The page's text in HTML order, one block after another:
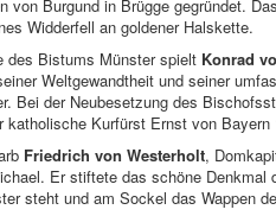
von Burgund in Brügge gegründet.
Widderfell an goldener Halskette.
des Bistums Münster spielt Konrad
Weltgewandtheit und seiner
Bei der Neubesetzung des
katholische Kurfürst Ernst von
Friedrich von Westerholt,
Er stiftete das schöne
steht und am Sockel das Wappen